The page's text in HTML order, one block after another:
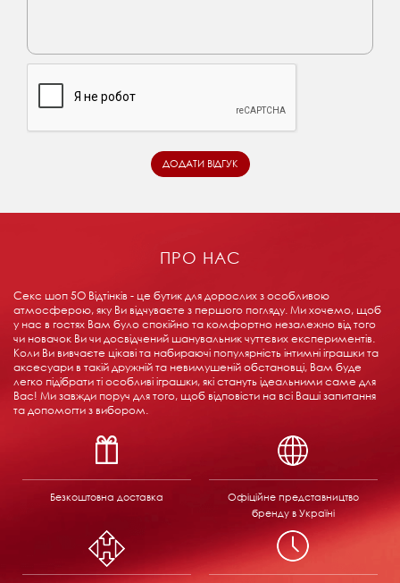
ПРО НАС
Секс шоп 5О Відтінків - це бутик для дорослих з особливою
атмосферою, яку Ви відчуваєте з першого погляду. Ми хочемо, щоб
у нас в гостях Вам було спокійно та комфортно незалежно від того
чи новачок Ви чи досвідчений шанувальник чуттєвих експериментів.
Коли Ви вивчаєте цікаві та набираючі популярність інтимні іграшки та
аксесуари в такій дружній та невимушеній обстановці, Вам буде
легко підібрати ті особливі іграшки, які стануть ідеальними саме для
Вас! Ми завжди поруч для того, щоб відповісти на всі Ваші запитання
та допомогти з вибором.
Безкоштовна доставка
Офіційне представництво
бренду в Україні